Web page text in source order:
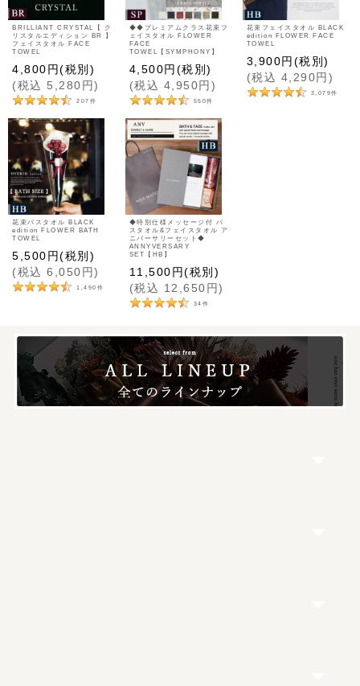
BRILLIANT CRYSTAL【 ク
リスタルエディション BR 】
フェイスタオル FACE
TOWEL
4,800円(税別)
(税込 5,280 円)
207 件
◆◆プレミアムクラス花束フ
ェイスタオル FLOWER
FACE
TOWEL【SYMPHONY】
4,500円 (税別)
(税込 4,950円 )
550件
花束フェイスタオル BLACK
edition FLOWER FACE
TOWEL
3,900円 (税別)
(税込 4,290円 )
3,079件
花束バスタオル BLACK
edition FLOWER BATH
TOWEL
5,500円(税別)
(税込 6,050 円)
1,490 件
◆特別仕様メッセージ付 バ
スタオル&フェイスタオル ア
ニバーサリーセット◆
ANNYVERSARY
SET【HB】
11,500円(税別)
(税込 12,650 円)
34 件